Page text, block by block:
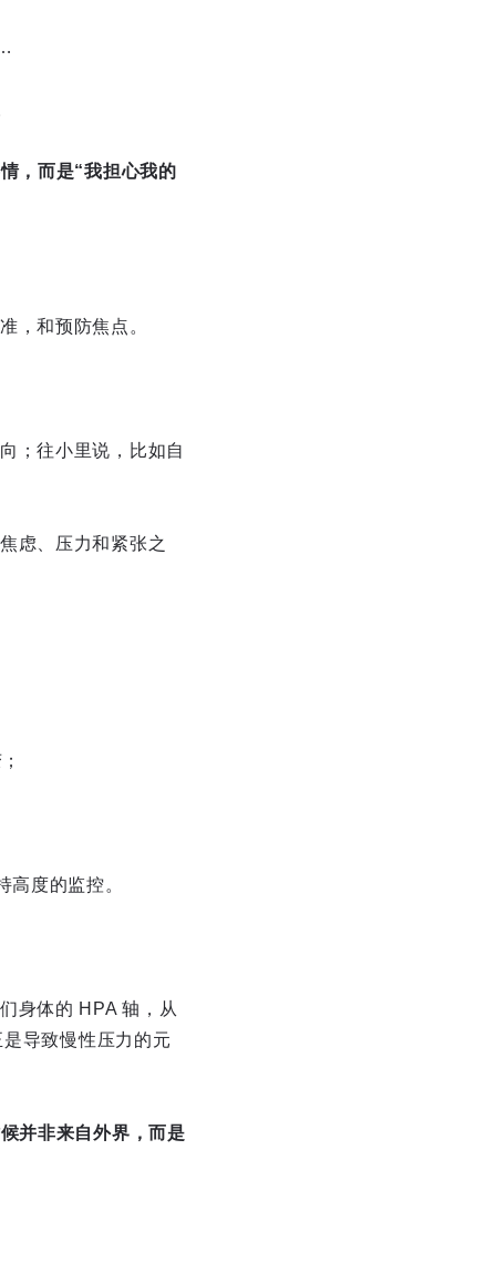
，而是“我担心我的
，和预防焦点。
；往小里说，比如自
虑、压力和紧张之
高度的监控。
身体的 HPA 轴，从
导致慢性压力的元
并非来自外界，而是